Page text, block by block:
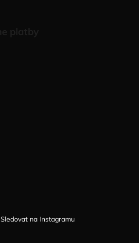
Sledovat na Instagramu